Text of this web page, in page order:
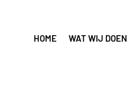
HOME WAT WIJ DOEN